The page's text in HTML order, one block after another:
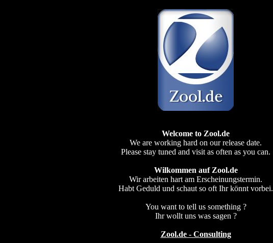
Welcome to Zool.de
We are working hard on our release date.
Please stay tuned and visit as often as you can.
Wilkommen auf Zool.de
Wir arbeiten hart am Erscheinungstermin.
Habt Geduld und schaut so oft Ihr könnt vorbei.
You want to tell us something ?
Ihr wollt uns was sagen ?
Zool.de - Consulting